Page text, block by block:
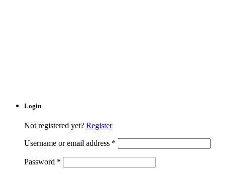
Login
Not registered yet? Register
Username or email address *
Password *